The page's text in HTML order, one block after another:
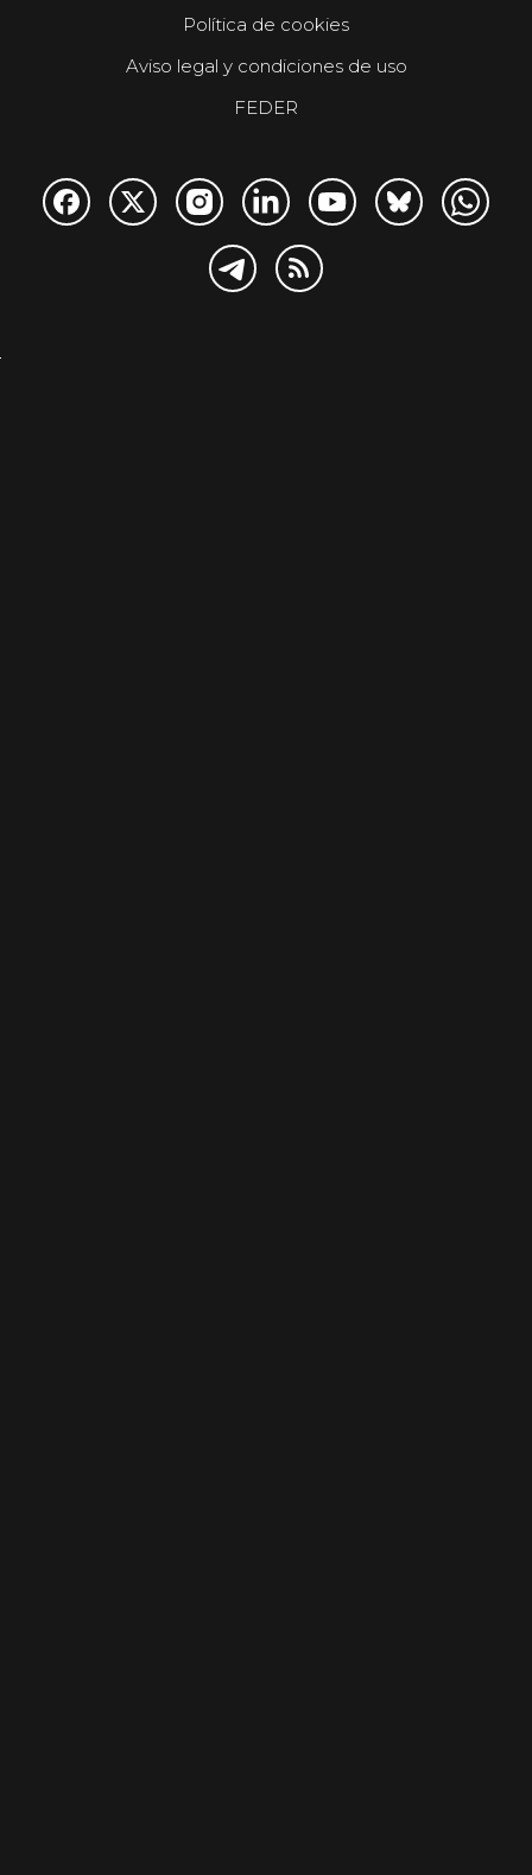
Política de cookies
Aviso legal y condiciones de uso
FEDER